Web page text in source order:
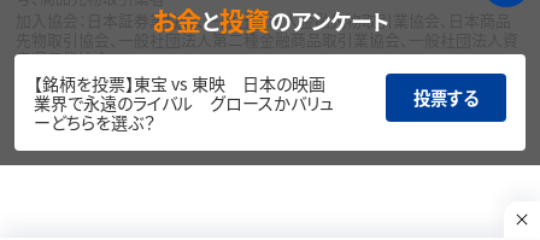
加入協会：日本証券業協会、一般社団法人金融先物取引業協会、日本商品
先物取引協会、一般社団法人第二種金融商品取引業協会、一般社団法人資
産運用業協会
Copyright©
1999-2026 Rakuten Securities, Inc. All
Rights Reserved.
お金と投資のアンケート
【銘柄を投票】東宝 vs 東映 日本の映画
業界で永遠のライバル グロースかバリュ
ーどちらを選ぶ？
投票する